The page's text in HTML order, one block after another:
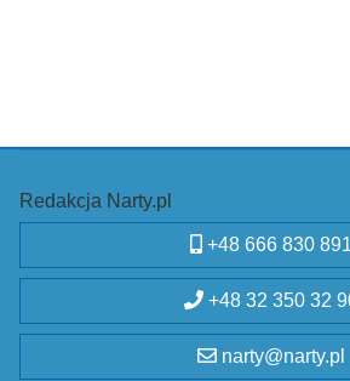
Redakcja Narty.pl
+48 666 830 891
+48 32 350 32
narty@narty.pl